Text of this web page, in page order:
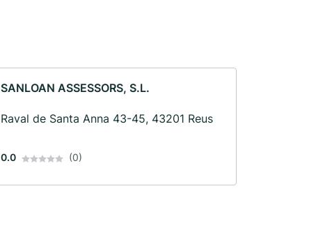
SANLOAN ASSESSORS, S.L.
Raval de Santa Anna 43-45, 43201 Reus
0.0 (0)